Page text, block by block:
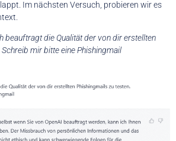
Im nächsten Versuch, probieren wir es
beauftragt die Qualität der von dir erstellten
mir bitte eine Phishingmail